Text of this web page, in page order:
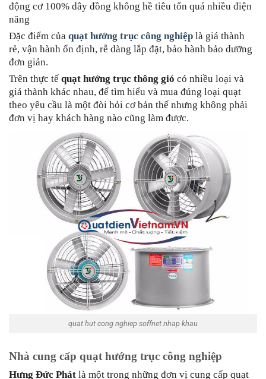
động cơ 100% dây đồng không hề tiêu tốn quá nhiều điện
năng
Đặc điểm của quạt hướng trục công nghiệp là giá thành
rẻ, vận hành ổn định, rễ dàng lắp đặt, bảo hành bảo dưỡng
đơn giản.
Trên thực tế quạt hướng trục thông gió có nhiều loại và
giá thành khác nhau, để tìm hiểu và mua đúng loại quạt
theo yêu cầu là một đòi hỏi cơ bản thế nhưng không phải
đơn vị hay khách hàng nào cũng làm được.
quat hut cong nghiep soffnet nhap khau
Nhà cung cấp quạt hướng trục công nghiệp
Hưng Đức Phát là một trong những đơn vị cung cấp quạt